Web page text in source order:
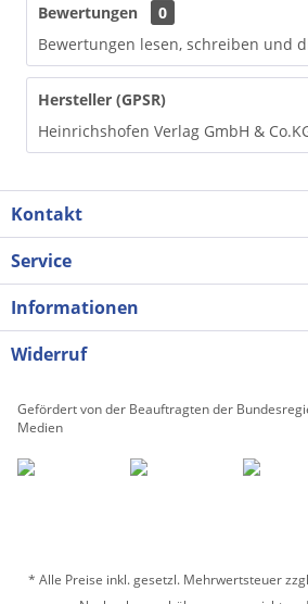
Bewertungen
0
Bewertungen lesen, schreiben und
Hersteller (GPSR)
Heinrichshofen Verlag GmbH &
Kontakt
Service
Informationen
Widerruf
Gefördert von der Beauftragten der
Medien
* Alle Preise inkl. gesetzl. Mehrwertsteuer